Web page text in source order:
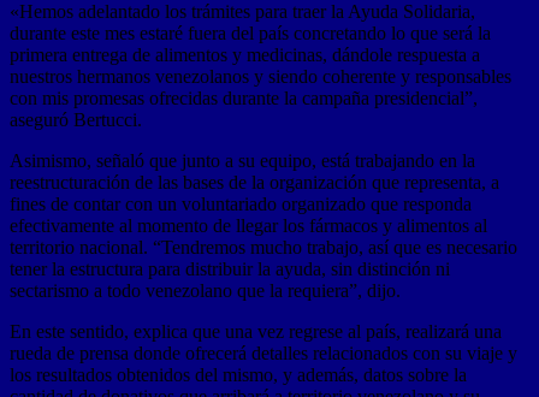
«Hemos adelantado los trámites para traer la Ayuda Solidaria,
durante este mes estaré fuera del país concretando lo que será la
primera entrega de alimentos y medicinas, dándole respuesta a
nuestros hermanos venezolanos y siendo coherente y responsables
con mis promesas ofrecidas durante la campaña presidencial”,
aseguró Bertucci.
Asimismo, señaló que junto a su equipo, está trabajando en la
reestructuración de las bases de la organización que representa, a
fines de contar con un voluntariado organizado que responda
efectivamente al momento de llegar los fármacos y alimentos al
territorio nacional. “Tendremos mucho trabajo, así que es necesario
tener la estructura para distribuir la ayuda, sin distinción ni
sectarismo a todo venezolano que la requiera”, dijo.
En este sentido, explica que una vez regrese al país, realizará una
rueda de prensa donde ofrecerá detalles relacionados con su viaje y
los resultados obtenidos del mismo, y además, datos sobre la